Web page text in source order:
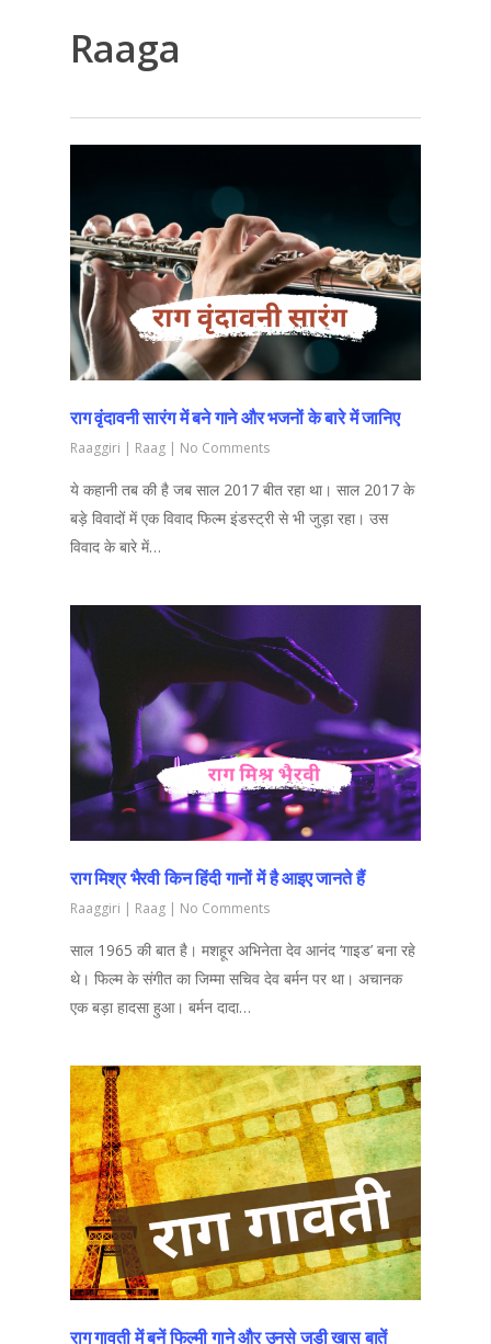
Raaga
राग वृंदावनी सारंग में बने गाने और भजनों के बारे में जानिए
Raaggiri | Raag | No Comments
ये कहानी तब की है जब साल 2017 बीत रहा था। साल 2017 के
बड़े विवादों में एक विवाद फिल्म इंडस्ट्री से भी जुड़ा रहा। उस
विवाद के बारे में…
राग मिश्र भैरवी किन हिंदी गानों में है आइए जानते हैं
Raaggiri | Raag | No Comments
साल 1965 की बात है। मशहूर अभिनेता देव आनंद ‘गाइड’ बना रहे
थे। फिल्म के संगीत का जिम्मा सचिव देव बर्मन पर था। अचानक
एक बड़ा हादसा हुआ। बर्मन दादा…
राग गावती में बनें फिल्मी गाने और उनसे जुड़ी खास बातें